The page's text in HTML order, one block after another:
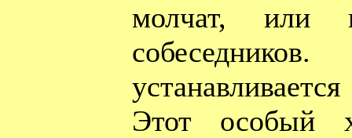
молчат, или
Этот особый